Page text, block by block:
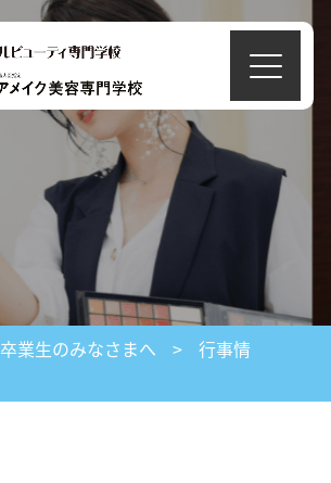
卒業生のみなさまへ >
行事情